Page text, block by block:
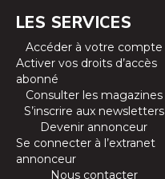
LES SERVICES
Accéder à votre compte
Activer vos droits d’accès
abonné
Consulter les magazines
S’inscrire aux newsletters
Devenir annonceur
Se connecter à l’extranet
annonceur
Nous contacter